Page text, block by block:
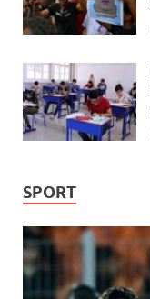
SPORT